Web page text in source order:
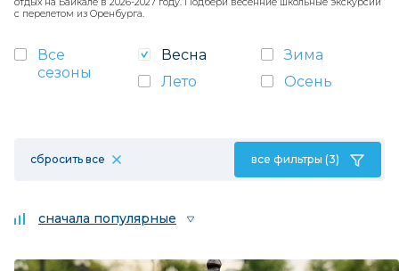
с перелетом из Оренбурга.
Все
сезоны
Весна
Зима
Лето
Осень
сбросить все все фильтры (3)
сначала популярные